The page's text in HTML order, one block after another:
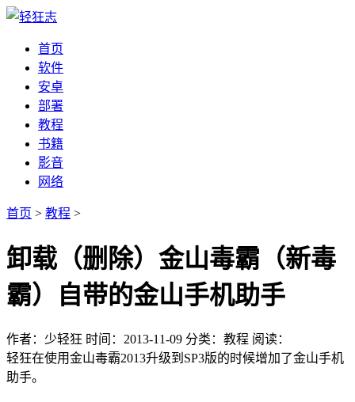
首页
软件
安卓
部署
教程
书籍
影音
网络
首页 > 教程 >
卸载（删除）金山毒霸（新毒
霸）自带的金山手机助手
作者：少轻狂 时间：2013-11-09 分类：教程 阅读：
轻狂在使用金山毒霸2013升级到SP3版的时候增加了金山手机
助手。